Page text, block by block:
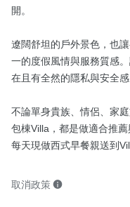
開。
遼闊舒坦的戶外景色，也
一的度假風情與服務質感
在且有全然的隱私與安全感
不論單身貴族、情侶、家
包棟Villa，都是做適合推
每天現做西式早餐親送到
取消政策